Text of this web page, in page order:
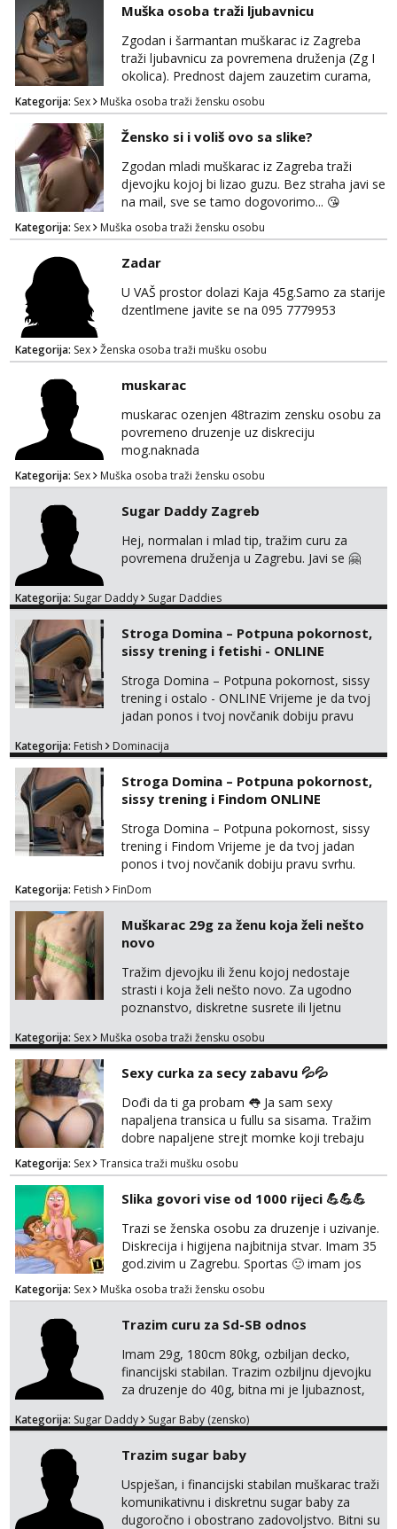
Muška osoba traži ljubavnicu
Zgodan i šarmantan muškarac iz Zagreba
traži ljubavnicu za povremena druženja (Zg I
okolica). Prednost dajem zauzetim curama,
jer vjerujem da im je diskrecija jako bitna kao
i meni. Javite se na mail gdje možemo
započeti razgovor... 💋
Kategorija: Sex Muška osoba traži žensku osobu
Žensko si i voliš ovo sa slike?
Zgodan mladi muškarac iz Zagreba traži
djevojku kojoj bi lizao guzu. Bez straha javi se
na mail, sve se tamo dogovorimo... 😘
Kategorija: Sex Muška osoba traži žensku osobu
Zadar
U VAŠ prostor dolazi Kaja 45g.Samo za starije
dzentlmene javite se na 095 7779953
Kategorija: Sex Ženska osoba traži mušku osobu
muskarac
muskarac ozenjen 48trazim zensku osobu za
povremeno druzenje uz diskreciju
mog.naknada
Kategorija: Sex Muška osoba traži žensku osobu
Sugar Daddy Zagreb
Hej, normalan i mlad tip, tražim curu za
povremena druženja u Zagrebu. Javi se 🤗
Kategorija: Sugar Daddy Sugar Daddies
Stroga Domina – Potpuna pokornost,
sissy trening i fetishi - ONLINE
Stroga Domina – Potpuna pokornost, sissy
trening i ostalo - ONLINE Vrijeme je da tvoj
jadan ponos i tvoj novčanik dobiju pravu
Domina preuzima potpunu kontrolu nad
isključivo ozbiljni, solventni i poslušni subovi
koji žude za strogim zapovijedima, sissy
transformacijom (rublje, elegancija) i
potpunim psiholo...
Kategorija: Fetish Dominacija
Stroga Domina – Potpuna pokornost,
sissy trening i Findom ONLINE
Stroga Domina – Potpuna pokornost, sissy
trening i Findom Vrijeme je da tvoj jadan
ponos i tvoj novčanik dobiju pravu svrhu.
Inteligentna, hladna i beskompromisna
Domina preuzima potpunu kontrolu nad
tvojim umom i financijama. Zanimaju me
isključivo ozbiljni, solventni i poslušni subovi
koji žude za strogim zapovijedima, sissy
transformacijom (rublje, elegancija) i
potpunim psihološkim treni...
Kategorija: Fetish FinDom
Muškarac 29g za ženu koja želi nešto
novo
Tražim djevojku ili ženu kojoj nedostaje
strasti i koja želi nešto novo. Za ugodno
poznanstvo, diskretne susrete ili ljetnu
uredan. Slobodna ili zauzeta, dobrodošla. Prvi
kasnije može poziv. Sl. Brod moj prostor
Zagreb i ostatak Hrvatske mobilan !
𝗡𝗮𝗽𝗼𝗺𝗲𝗻𝗮 tražim samo žene...
Kategorija: Sex Muška osoba traži žensku osobu
Sexy curka za secy zabavu 💦💦
Dođi da ti ga probam 👅 Ja sam sexy
napaljena transica u fullu sa sisama. Tražim
dobre napaljene strejt momke koji trebaju
diskretno pražnjenje kite. Samo za dobre
frajere koji drže do sebe. Imaj neku sliku.
Pozivi i poruke bez slike - nema odgovora.
Pojebi me Poruke WhatsApp: 0998667649
Kategorija: Sex Transica traži mušku osobu
Slika govori vise od 1000 rijeci 💪💪💪
Trazi se ženska osobu za druzenje i uzivanje.
Diskrecija i higijena najbitnija stvar. Imam 35
god.zivim u Zagrebu. Sportas 🙂 imam jos
kondicije 🤣 Za sve informacije i dogovore na
mail I molim samo ozbiljne i zainteresirane
😉!! I molim takoder da se ne javljaju muski!!!
Pozdrav
Kategorija: Sex Muška osoba traži žensku osobu
Trazim curu za Sd-SB odnos
Imam 29g, 180cm 80kg, ozbiljan decko,
financijski stabilan. Trazim ozbiljnu djevojku
za druzenje do 40g, bitna mi je ljubaznost,
predstavis sa opisom i slikom, o nagradi
Kategorija: Sugar Daddy Sugar Baby (zensko)
Trazim sugar baby
Uspješan, i financijski stabilan muškarac traži
komunikativnu i diskretnu sugar baby za
dugoročno i obostrano zadovoljstvo. Bitni su